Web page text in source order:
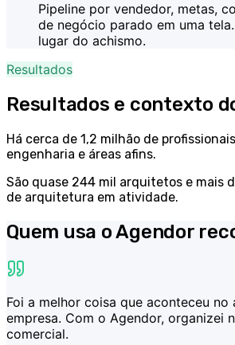
Pipeline por vendedor, metas,
de negócio parado em uma
lugar do achismo.
Resultados
Resultados e contexto
Há cerca de 1,2 milhão de
engenharia e áreas afins.
São quase 244 mil arquitetos e mais
de arquitetura em atividade.
Quem usa o Agendor
Foi a melhor coisa que aconteceu no
empresa. Com o Agendor, organizei
comercial.